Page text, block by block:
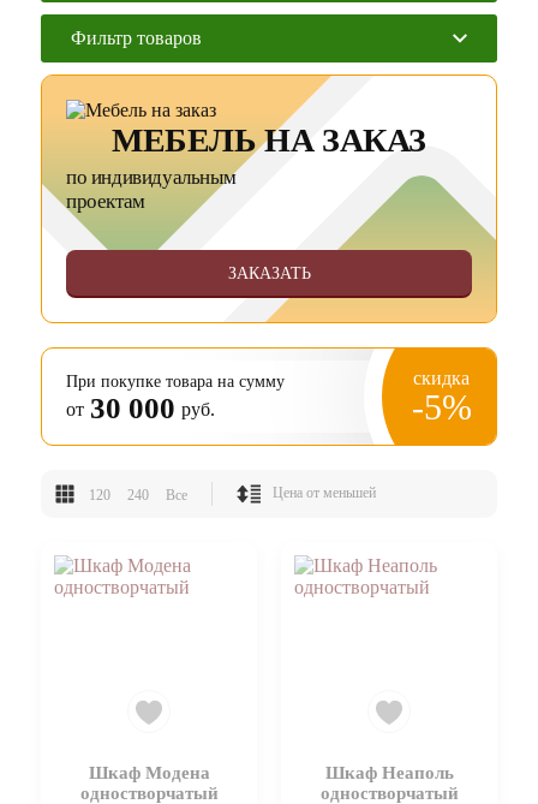
Фильтр товаров
МЕБЕЛЬ НА ЗАКАЗ
по индивидуальным
проектам
ЗАКАЗАТЬ
При покупке товара на сумму
от 30 000 руб.
скидка
-5%
120 240 Все
Шкаф Модена
одностворчатый
Шкаф Неаполь
одностворчатый